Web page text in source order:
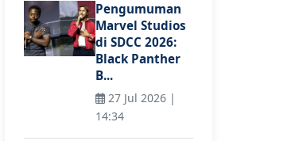
Pengumuman
Marvel Studios
di SDCC 2026:
Black Panther
B...
27 Jul 2026 |
14:34